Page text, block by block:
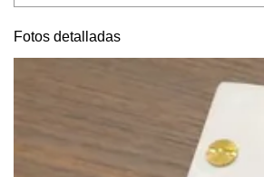
Fotos detalladas